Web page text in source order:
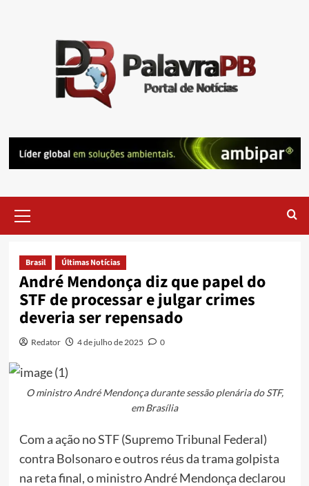
Menu
Brasil Últimas Notícias
André Mendonça diz que papel do
STF de processar e julgar crimes
deveria ser repensado
Redator 4 de julho de 2025 0
O ministro André Mendonça durante sessão plenária do STF,
em Brasília
Com a ação no STF (Supremo Tribunal Federal)
contra Bolsonaro e outros réus da trama golpista
na reta final, o ministro André Mendonça declarou